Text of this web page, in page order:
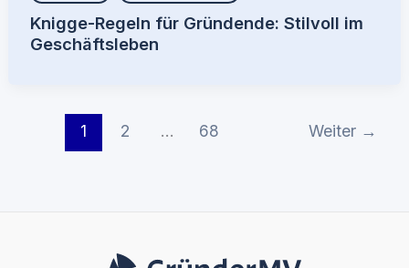
Knigge-Regeln für Gründende: Stilvoll im
Geschäftsleben
1 2 … 68 Weiter →